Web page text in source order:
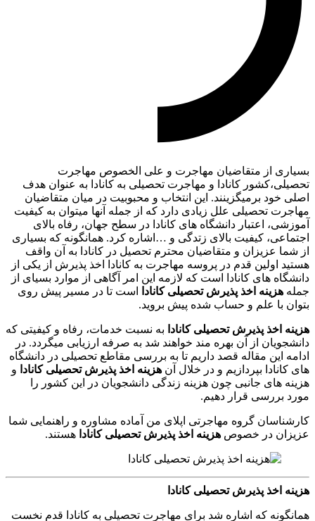
بسیاری از متقاضیان مهاجرت و علی الخصوص مهاجرت
تحصیلی،کشور کانادا و مهاجرت تحصیلی به کانادا به عنوان هدف
اصلی خود برمیگزینند. این انتخاب و محبوبیت در میان متقاضیان
مهاجرت تحصیلی علل زیادی دارد که از جمله آنها میتوان به کیفیت
آموزشی، اعتبار دانشگاه های کانادا در سطح جهان، رفاه بالای
اجتماعی، کیفیت بالای زتدگی و …اشاره کرد. همانگونه که بسیاری
از شما عزیزان و متقاضیان محترم تحصیل در کانادا به آن واقف
هستید اولین قدم در پروسه مهاجرت به کانادا اخذ پذیرش از یکی از
دانشگاه های کانادا است که لازمه این امر آگاهی از موارد بسیای از
جمله هزینه اخذ پذیرش تحصیلی کانادا
است تا در مسیر پیش روی
بتوان با علم و حساب شده پیش بروید.
هزینه اخذ پذیرش تحصیلی کانادا به نسبت خدمات، رفاه و کیفیتی که
دانشجویان از آن بهره مند خواهند شد به صرفه ارزیابی میگردد. در
ادامه این مقاله قصد داریم تا به بررسی مقاطع تحصیلی در دانشگاه
های کانادا بپردازیم و در خلال آن هزینه اخذ پذیرش تحصیلی کانادا و
هزینه های جانبی چون هزینه زندگی دانشجویان در این کشور را
مورد بررسی قرار دهیم.
کارشناسان گروه مهاجرتی اپلای من آماده مشاوره و راهنمایی شما
عزیزان در خصوص هزینه اخذ پذیرش تحصیلی کانادا هستند.
هزینه اخذ پذیرش تحصیلی کانادا
همانگونه که اشاره شد برای مهاجرت تحصیلی به کانادا قدم نخست